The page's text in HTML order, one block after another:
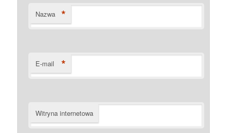
Nazwa *
E-mail *
Witryna internetowa